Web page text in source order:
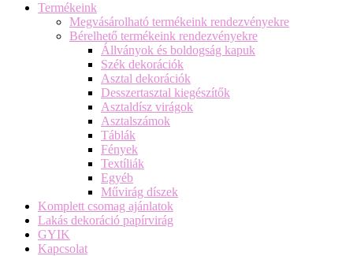
Termékeink
Megvásárolható termékeink rendezvényekre
Bérelhető termékeink rendezvényekre
Állványok és boldogság kapuk
Szék dekorációk
Asztal dekorációk
Desszertasztal kiegészítők
Asztaldísz virágok
Asztalszámok
Táblák
Fények
Textíliák
Egyéb
Művirág díszek
Komplett csomag ajánlatok
Lakás dekoráció papírvirág
GYIK
Kapcsolat